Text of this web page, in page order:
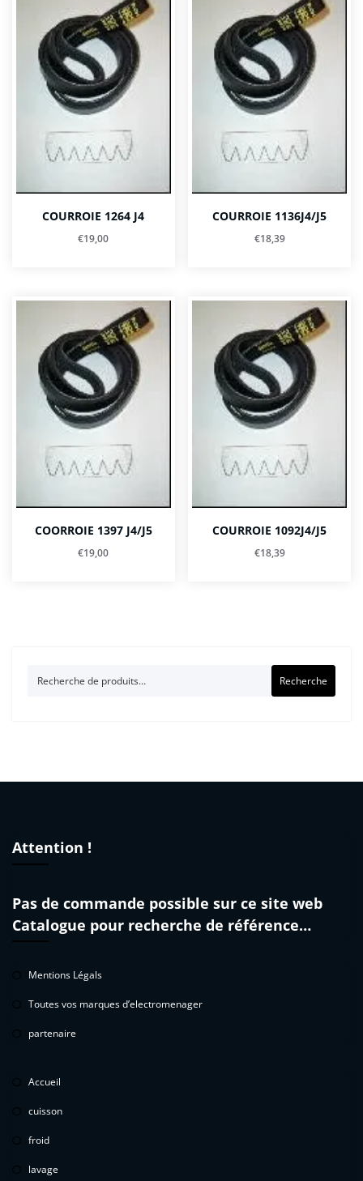
COURROIE 1264 J4
€19,00
COURROIE 1136J4/J5
€18,39
COORROIE 1397 J4/J5
€19,00
COURROIE 1092J4/J5
€18,39
Recherche
Attention !
Pas de commande possible sur ce site web
Catalogue pour recherche de référence…
Mentions Légals
Toutes vos marques d’electromenager
partenaire
Accueil
cuisson
froid
lavage